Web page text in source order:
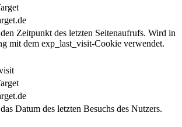
Zeitpunkt des letzten Seitenaufrufs. Wird in
mit dem exp_last_visit-Cookie verwendet.
Datum des letzten Besuchs des Nutzers.